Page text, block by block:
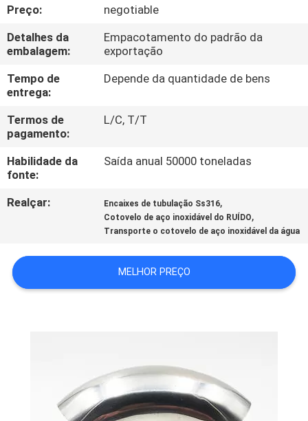
QUALIDADE
CONTACTE-
NOS
NOTÍCIA
CASOS
MAPA
SITE
Preço:
negotiable
Detalhes da
embalagem:
Empacotamento do padrão da
exportação
Tempo de
entrega:
Depende da quantidade de bens
Termos de
pagamento:
L/C, T/T
Habilidade da
fonte:
Saída anual 50000 toneladas
Realçar: Encaixes de tubulação Ss316,
Cotovelo de aço inoxidável do RUÍDO,
Transporte o cotovelo de aço inoxidável da água
MELHOR PREÇO